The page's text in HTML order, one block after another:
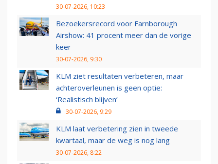
30-07-2026, 10:23
Bezoekersrecord voor Farnborough
Airshow: 41 procent meer dan de vorige
keer
30-07-2026, 9:30
KLM ziet resultaten verbeteren, maar
achteroverleunen is geen optie:
‘Realistisch blijven’
30-07-2026, 9:29
KLM laat verbetering zien in tweede
kwartaal, maar de weg is nog lang
30-07-2026, 8:22